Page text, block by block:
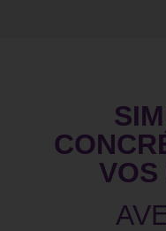
VOS